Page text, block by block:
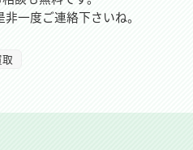
一度ご連絡下さいね。